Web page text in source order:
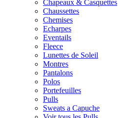
Chapeaux & Casquettes
Chaussettes
Chemises
Echarpes
Eventails
Fleece
Lunettes de Soleil
Montres
Pantalons
Polos
Portefeuilles
Pulls
Sweats a Capuche